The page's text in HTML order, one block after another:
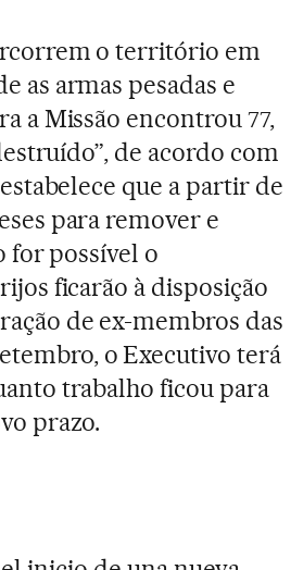
o território em
as armas pesadas e
a Missão encontrou 77,
de acordo com
que a partir de
para remover e
for possível o
ficarão à disposição
de ex-membros das
o Executivo terá
trabalho ficou para
prazo.